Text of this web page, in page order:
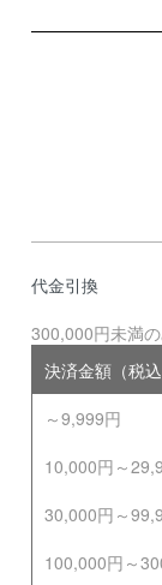
代金引換
300,000円未満
決済金額（税込
～9,999円
10,000円～
30,000円～
100,000円～